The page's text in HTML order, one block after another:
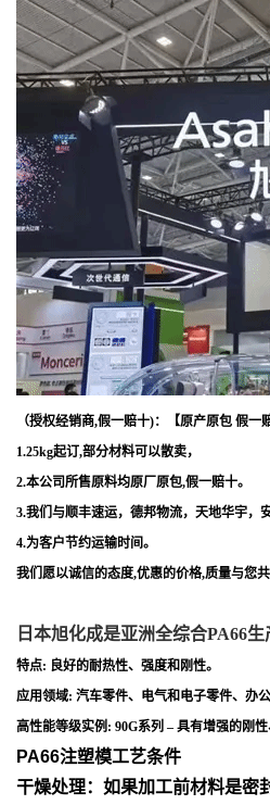
（授权经销商,假一赔十)：【原产原包 假一
1.25kg起订,部分材料可以散卖，
2.本公司所售原料均原厂原包,假一赔十。
3.我们与顺丰速运，德邦物流，天地华宇，
4.为客户节约运输时间。
我们愿以诚信的态度,优惠的价格,质量与您
日本旭化成是亚洲全综合PA66生
特点: 良好的耐热性、强度和刚性。
应用领域: 汽车零件、电气和电子零件、办公
高性能等级实例: 90G系列 – 具有增强的刚
PA66注塑模工艺条件
干燥处理：如果加工前材料是密